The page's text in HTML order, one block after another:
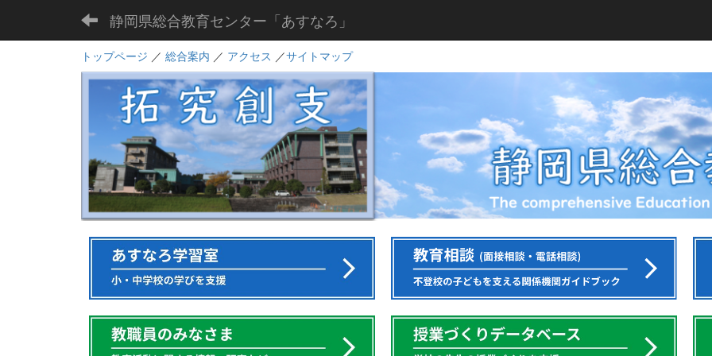
静岡県総合教育センター「あすなろ」
トップページ ／ 総合案内 ／ アクセス ／サイトマップ